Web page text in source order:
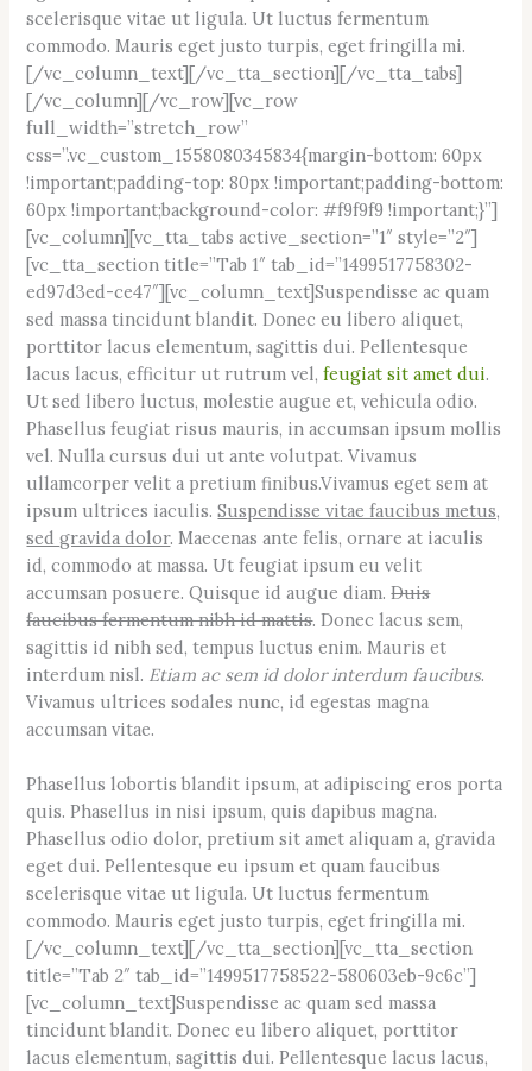
scelerisque vitae ut ligula. Ut luctus fermentum
commodo. Mauris eget justo turpis, eget fringilla mi.
[/vc_column_text][/vc_tta_section][/vc_tta_tabs]
[/vc_column][/vc_row][vc_row
full_width=”stretch_row”
css=”.vc_custom_1558080345834{margin-bottom: 60px
!important;padding-top: 80px !important;padding-bottom:
60px !important;background-color: #f9f9f9 !important;}”]
[vc_column][vc_tta_tabs active_section=”1″ style=”2″]
[vc_tta_section title=”Tab 1″ tab_id=”1499517758302-
ed97d3ed-ce47″][vc_column_text]Suspendisse ac quam
sed massa tincidunt blandit. Donec eu libero aliquet,
porttitor lacus elementum, sagittis dui. Pellentesque
lacus lacus, efficitur ut rutrum vel, feugiat sit amet dui.
Ut sed libero luctus, molestie augue et, vehicula odio.
Phasellus feugiat risus mauris, in accumsan ipsum mollis
vel. Nulla cursus dui ut ante volutpat. Vivamus
ullamcorper velit a pretium finibus.Vivamus eget sem at
ipsum ultrices iaculis.Suspendisse vitae faucibus metus,
sed gravida dolor. Maecenas ante felis, ornare at iaculis
id, commodo at massa. Ut feugiat ipsum eu velit
accumsan posuere. Quisque id augue diam.Duis
faucibus fermentum nibh id mattis. Donec lacus sem,
sagittis id nibh sed, tempus luctus enim. Mauris et
interdum nisl. Etiam ac sem id dolor interdum faucibus.
Vivamus ultrices sodales nunc, id egestas magna
accumsan vitae.
Phasellus lobortis blandit ipsum, at adipiscing eros porta
quis. Phasellus in nisi ipsum, quis dapibus magna.
Phasellus odio dolor, pretium sit amet aliquam a, gravida
eget dui. Pellentesque eu ipsum et quam faucibus
scelerisque vitae ut ligula. Ut luctus fermentum
commodo. Mauris eget justo turpis, eget fringilla mi.
[/vc_column_text][/vc_tta_section][vc_tta_section
title=”Tab 2″ tab_id=”1499517758522-580603eb-9c6c”]
[vc_column_text]Suspendisse ac quam sed massa
tincidunt blandit. Donec eu libero aliquet, porttitor
lacus elementum, sagittis dui. Pellentesque lacus lacus,